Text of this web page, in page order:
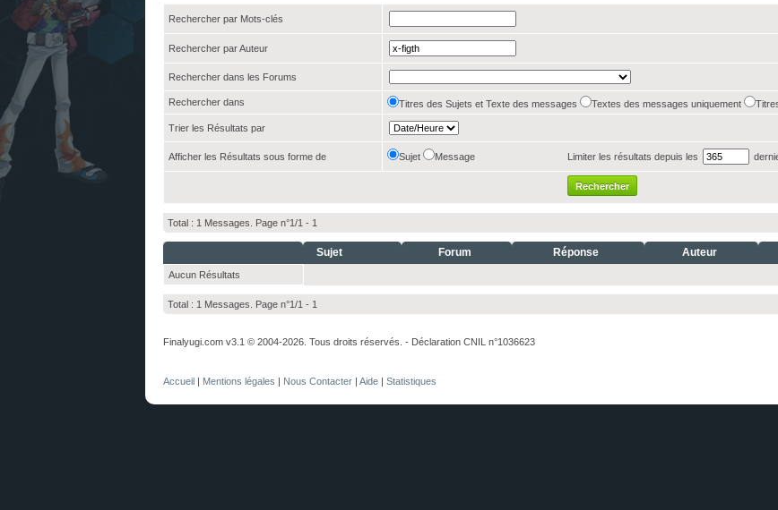
Rechercher par Mots-clés
Rechercher par Auteur
Rechercher dans les Forums
Rechercher dans Titres des Sujets et Texte des messages Textes des messages uniquement
Trier les Résultats par
Afficher les Résultats sous forme de Sujet Message Limiter les résultats depuis les
Total : 1 Messages. Page n°1/1 - 1
Sujet Forum Réponse Auteur
Aucun Résultats
Total : 1 Messages. Page n°1/1 - 1
Finalyugi.com v3.1 © 2004-2026. Tous droits réservés. - Déclaration CNIL n°1036623
Accueil | Mentions légales | Nous Contacter | Aide | Statistiques